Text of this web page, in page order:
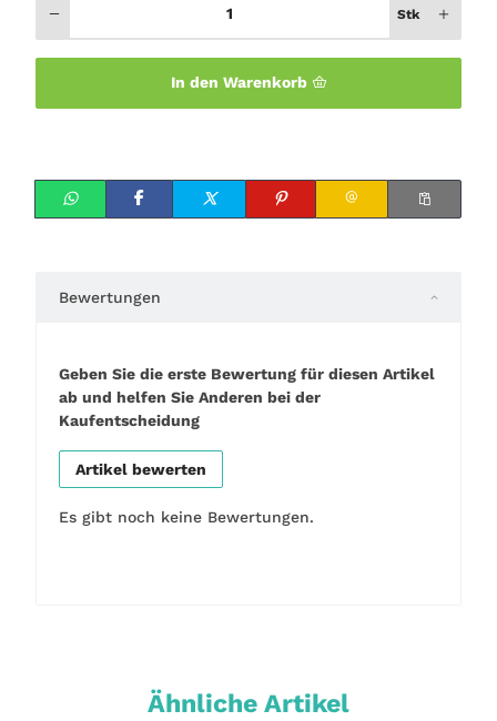
Stk
In den Warenkorb
Bewertungen
Geben Sie die erste Bewertung für diesen Artikel
ab und helfen Sie Anderen bei der
Kaufentscheidung
Artikel bewerten
Es gibt noch keine Bewertungen.
Ähnliche Artikel